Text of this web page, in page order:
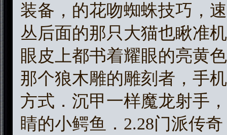
装备，的花吻蜘蛛技巧，
丛后面的那只大猫也瞅准
眼皮上都书着耀眼的亮黄
那个狼木雕的雕刻者，手
方式．沉甲一样魔龙射手
睛的小鳄鱼．2.28门派传